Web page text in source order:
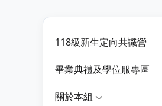
118級新生定向共識營
畢業典禮及學位服專區
關於本組